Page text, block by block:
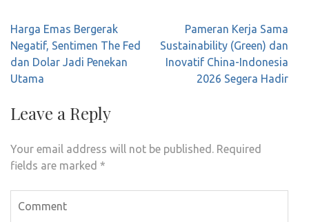
Post
navigation
Harga Emas Bergerak
Negatif, Sentimen The Fed
dan Dolar Jadi Penekan
Utama
Pameran Kerja Sama
Sustainability (Green) dan
Inovatif China-Indonesia
2026 Segera Hadir
Leave a Reply
Your email address will not be published. Required
fields are marked *